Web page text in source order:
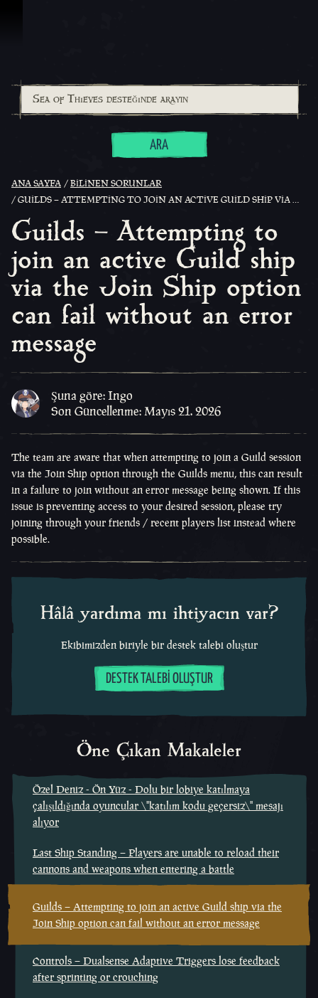
ARA
ANA SAYFA
BILINEN SORUNLAR
GUILDS – ATTEMPTING TO JOIN AN ACTIVE GUILD SHIP VIA THE JOIN SHIP OPTION CAN FAIL WITHOUT AN ERROR MESSAGE
Guilds – Attempting to
join an active Guild ship
via the Join Ship option
can fail without an error
message
Şuna göre: Ingo
Son Güncellenme: Mayıs 21. 2026
The team are aware that when attempting to join a Guild session
via the Join Ship option through the Guilds menu, this can result
in a failure to join without an error message being shown. If this
issue is preventing access to your desired session, please try
joining through your friends / recent players list instead where
possible.
Hâlâ yardıma mı ihtiyacın var?
Ekibimizden biriyle bir destek talebi oluştur
DESTEK TALEBI OLUŞTUR
Öne Çıkan Makaleler
Özel Deniz - Ön Yüz - Dolu bir lobiye katılmaya
çalışıldığında oyuncular \"katılım kodu geçersiz\" mesajı
alıyor
Last Ship Standing – Players are unable to reload their
cannons and weapons when entering a battle
Guilds – Attempting to join an active Guild ship via the
Join Ship option can fail without an error message
Controls – Dualsense Adaptive Triggers lose feedback
after sprinting or crouching